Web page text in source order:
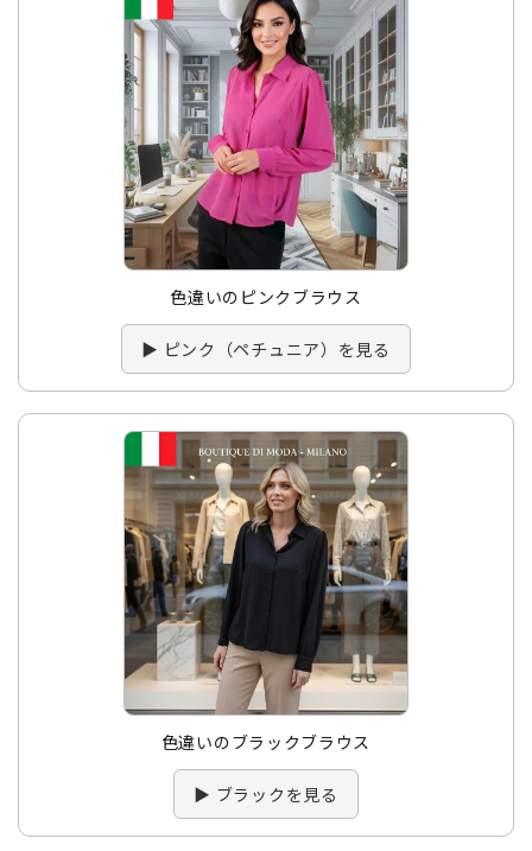
色違いのピンクブラウス
▶ ピンク（ペチュニア）を見る
色違いのブラックブラウス
▶ ブラックを見る